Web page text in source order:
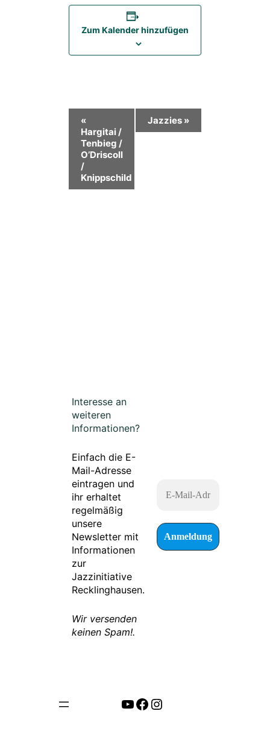
Zum Kalender hinzufügen
Veranstaltung-
Navigation
«
Hargitai /
Tenbieg /
O’Driscoll
/
Knippschild
Jazzies »
Interesse an
weiteren
Informationen?
Einfach die E-
Mail-Adresse
eintragen und
ihr erhaltet
regelmäßig
unsere
Newsletter mit
Informationen
zur
Jazzinitiative
Recklinghausen.
Wir versenden
keinen Spam!.
https://www.youtube.com/channel/UCYZC2ed2Ynq2uH-Xg8xC7bA
Facebook
Instagram